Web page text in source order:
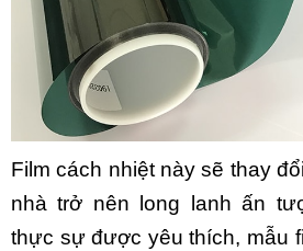
Film cách nhiệt này sẽ thay
nhà trở nên long lanh ấn
thực sự được yêu thích, mẫu